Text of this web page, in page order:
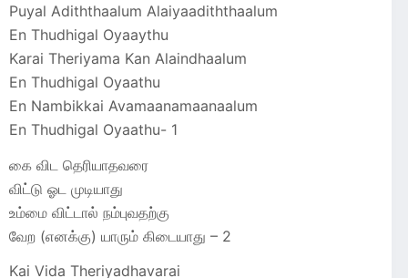
Puyal Adiththaalum Alaiyaadiththaalum
En Thudhigal Oyaaythu
Karai Theriyama Kan Alaindhaalum
En Thudhigal Oyaathu
En Nambikkai Avamaanamaanaalum
En Thudhigal Oyaathu- 1
கை விட தெரியாதவரை
விட்டு ஓட முடியாது
உம்மை விட்டால் நம்புவதற்கு
வேற (எனக்கு) யாரும் கிடையாது – 2
Kai Vida Theriyadhavarai